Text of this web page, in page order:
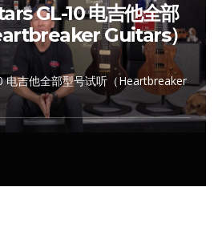
GL-10 电吉他全部
Guitars）
电吉他全部型号试听（Heartbreaker